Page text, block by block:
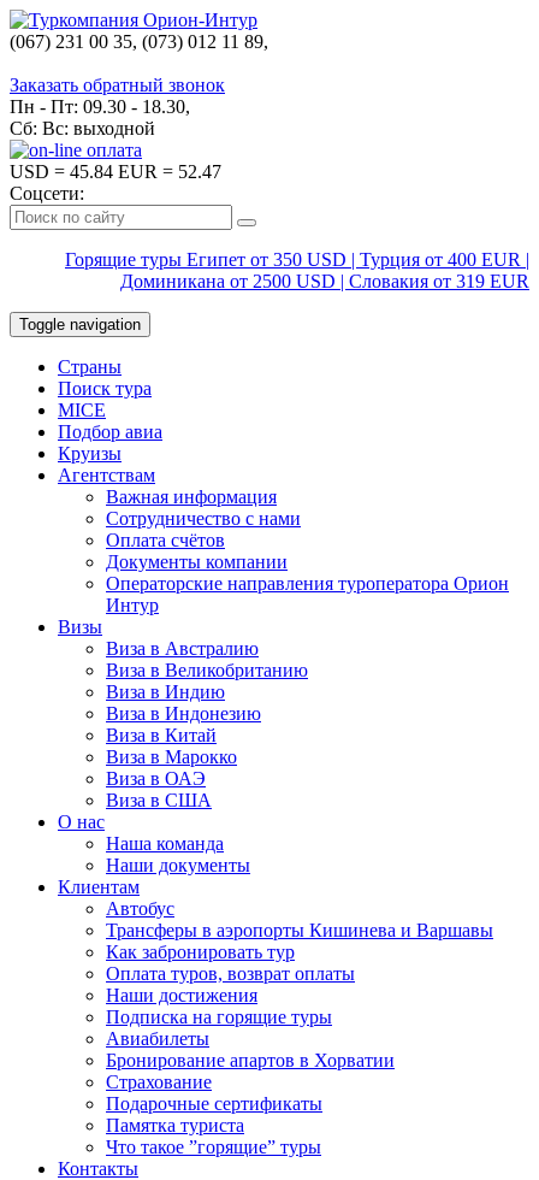
(067) 231 00 35, (073) 012 11 89,
Заказать обратный звонок
Пн - Пт: 09.30 - 18.30,
Сб: Вс: выходной
USD = 45.84 EUR = 52.47
Соцсети:
Горящие туры Египет от 350 USD | Турция от 400 EUR |
Доминикана от 2500 USD | Словакия от 319 EUR
Toggle navigation
Страны
Поиск тура
MICE
Подбор авиа
Круизы
Агентствам
Важная информация
Сотрудничество с нами
Оплата счётов
Документы компании
Операторские направления туроператора Орион
Интур
Визы
Виза в Австралию
Виза в Великобританию
Виза в Индию
Виза в Индонезию
Виза в Китай
Виза в Марокко
Виза в ОАЭ
Виза в США
О нас
Наша команда
Наши документы
Клиентам
Автобус
Трансферы в аэропорты Кишинева и Варшавы
Как забронировать тур
Оплата туров, возврат оплаты
Наши достижения
Подписка на горящие туры
Авиабилеты
Бронирование апартов в Хорватии
Страхование
Подарочные сертификаты
Памятка туриста
Что такое ”горящие” туры
Контакты